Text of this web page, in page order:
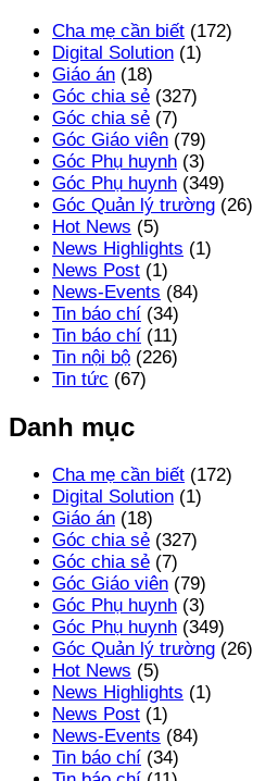
Cha mẹ cần biết (172)
Digital Solution (1)
Giáo án (18)
Góc chia sẻ (327)
Góc chia sẻ (7)
Góc Giáo viên (79)
Góc Phụ huynh (3)
Góc Phụ huynh (349)
Góc Quản lý trường (26)
Hot News (5)
News Highlights (1)
News Post (1)
News-Events (84)
Tin báo chí (34)
Tin báo chí (11)
Tin nội bộ (226)
Tin tức (67)
Danh mục
Cha mẹ cần biết (172)
Digital Solution (1)
Giáo án (18)
Góc chia sẻ (327)
Góc chia sẻ (7)
Góc Giáo viên (79)
Góc Phụ huynh (3)
Góc Phụ huynh (349)
Góc Quản lý trường (26)
Hot News (5)
News Highlights (1)
News Post (1)
News-Events (84)
Tin báo chí (34)